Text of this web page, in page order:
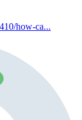
how-ca...